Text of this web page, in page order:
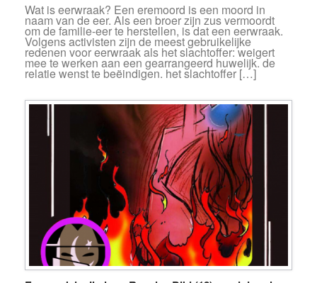
Wat is eerwraak? Een eremoord is een moord in
naam van de eer. Als een broer zijn zus vermoordt
om de familie-eer te herstellen, is dat een eerwraak.
Volgens activisten zijn de meest gebruikelijke
redenen voor eerwraak als het slachtoffer: weigert
mee te werken aan een gearrangeerd huwelijk. de
relatie wenst te beëindigen. het slachtoffer […]